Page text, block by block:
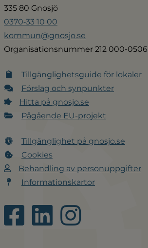
335 80 Gnosjö
0370‑33 10 00
kommun@gnosjo.se
Organisationsnummer 212 000-0506
Tillgänglighetsguide för lokaler
Förslag och synpunkter
Hitta på gnosjo.se
Pågående EU-projekt
Tillgänglighet på gnosjo.se
Cookies
Behandling av personuppgifter
Informationskartor